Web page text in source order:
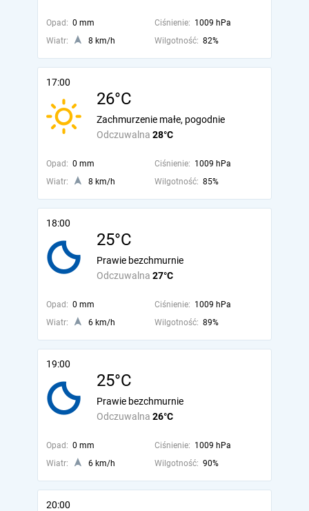
Opad: 0 mm Ciśnienie: 1009 hPa
Wiatr:
8 km/h Wilgotność: 82%
17:00
26°C
Odczuwalna 28°C
Zachmurzenie małe, pogodnie
Opad: 0 mm Ciśnienie: 1009 hPa
Wiatr:
8 km/h Wilgotność: 85%
18:00
25°C
Odczuwalna 27°C
Prawie bezchmurnie
Opad: 0 mm Ciśnienie: 1009 hPa
Wiatr:
6 km/h Wilgotność: 89%
19:00
25°C
Odczuwalna 26°C
Prawie bezchmurnie
Opad: 0 mm Ciśnienie: 1009 hPa
Wiatr:
6 km/h Wilgotność: 90%
20:00